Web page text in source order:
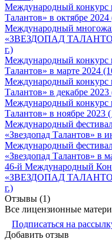
Международный конкурс
Талантов» в октябре
Международный
«ЗВЕЗДОПАД
г.)
Международный конкурс
Талантов» в марте 2024
Международный конкурс
Талантов» в декабре
Международный конкурс
Талантов» в ноябре 2023
Международный
«Звездопад Талантов» в
Международный
«Звездопад Талантов» в
46-й Международный
«ЗВЕЗДОПАД ТАЛАНТОВ»
г.)
Отзывы (1)
Все лицензионные
Подписаться на
Добавить отзыв